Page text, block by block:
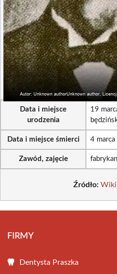
Data i miejsce
urodzenia
19
Data i miejsce śmierci 4
Zawód, zajęcie
Źródło:
FIRMY
Dentysta Praszka